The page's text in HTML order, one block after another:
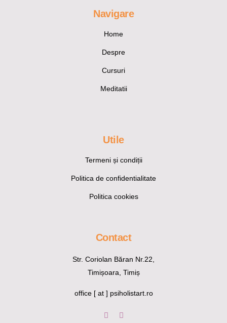
Navigare
Home
Despre
Cursuri
Meditatii
Utile
Termeni și condiții
Politica de confidentialitate
Politica cookies
Contact
Str. Coriolan Băran Nr.22,
Timișoara, Timiș
office [ at ] psiholistart.ro